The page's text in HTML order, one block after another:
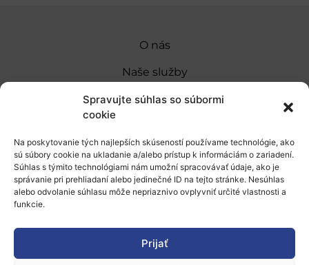
Spravujte súhlas so súbormi
cookie
Na poskytovanie tých najlepších skúseností používame technológie, ako
sú súbory cookie na ukladanie a/alebo prístup k informáciám o zariadení.
Súhlas s týmito technológiami nám umožní spracovávať údaje, ako je
správanie pri prehliadaní alebo jedinečné ID na tejto stránke. Nesúhlas
alebo odvolanie súhlasu môže nepriaznivo ovplyvniť určité vlastnosti a
funkcie.
Prijať
O nás
Naše služby
Financovanie a podpora
Novinky
Ochrana osobných údajov
úniou v rámci Programu Slovensko. Portál
prevádzkuje Centrum vedecko-technických